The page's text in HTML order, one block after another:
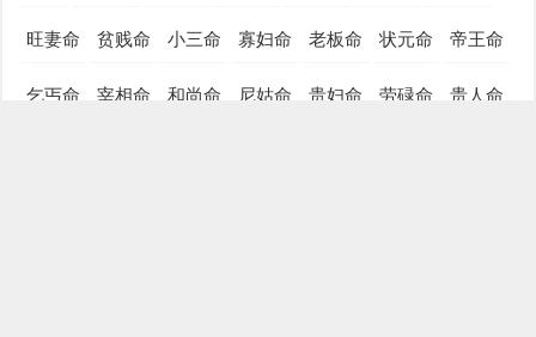
旺妻命 贫贱命 小三命 寡妇命 老板命 状元命 帝王命
乞丐命 宰相命 和尚命 尼姑命 贵妇命 劳碌命 贵人命